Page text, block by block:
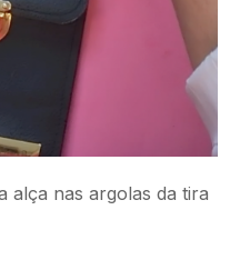
alça nas argolas da tira